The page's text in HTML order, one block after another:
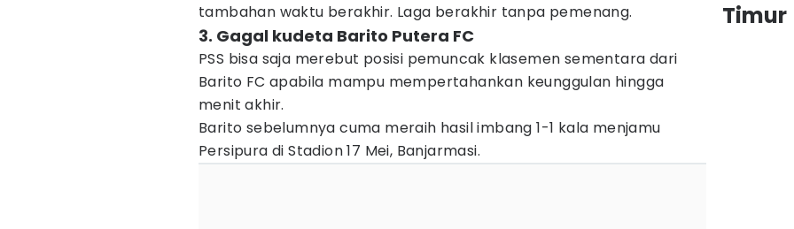
tambahan waktu berakhir. Laga berakhir tanpa pemenang.
3. Gagal kudeta Barito Putera FC
PSS bisa saja merebut posisi pemuncak klasemen sementara dari
Barito FC apabila mampu mempertahankan keunggulan hingga
menit akhir.
Barito sebelumnya cuma meraih hasil imbang 1-1 kala menjamu
Persipura di Stadion 17 Mei, Banjarmasi.
Timur